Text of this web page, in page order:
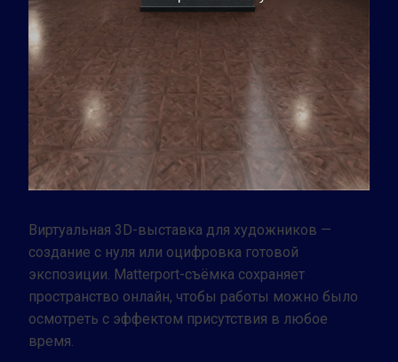
Заказать тур
Виртуальная 3D-выставка для художников —
создание с нуля или оцифровка готовой
экспозиции. Matterport-съёмка сохраняет
пространство онлайн, чтобы работы можно было
осмотреть с эффектом присутствия в любое
время.